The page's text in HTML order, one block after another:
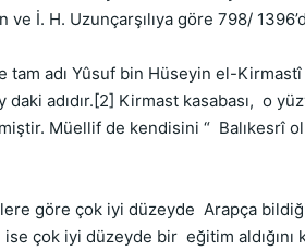
ve İ. H. Uzunçarşılıya göre 798/
tam adı Yûsuf bin Hüseyin el-
adıdır.[2] Kirmast kasabası,  o
Müellif de kendisini “  Balıkesrî
göre çok iyi düzeyde  Arapça
çok iyi düzeyde bir  eğitim